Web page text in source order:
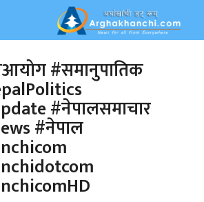
#समानुपातिक
#नेपालसमाचार
#नेपाल